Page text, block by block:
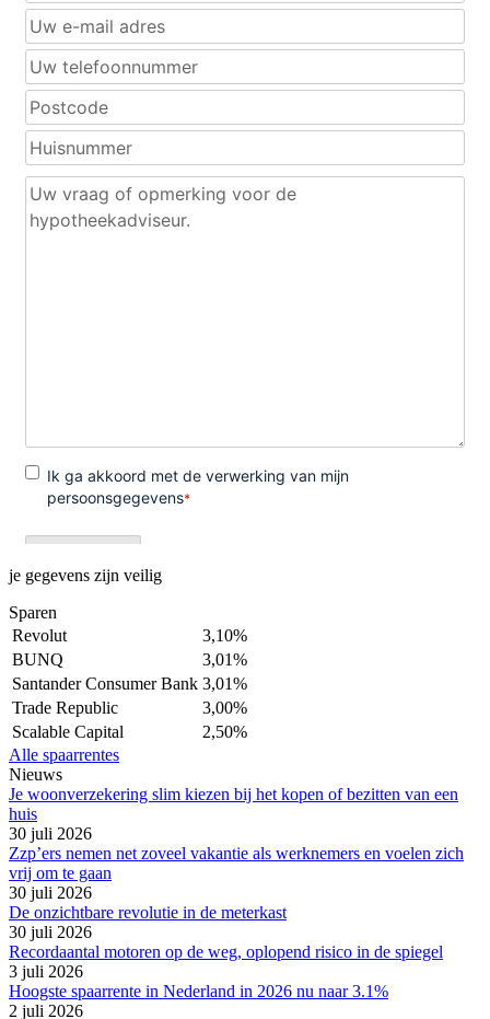
je gegevens zijn veilig
Sparen
Revolut
3,10%
BUNQ
3,01%
Santander Consumer Bank 3,01%
Trade Republic
3,00%
Scalable Capital
2,50%
Alle spaarrentes
Nieuws
Je woonverzekering slim kiezen bij het kopen of bezitten van een
huis
30 juli 2026
Zzp’ers nemen net zoveel vakantie als werknemers en voelen zich
vrij om te gaan
30 juli 2026
De onzichtbare revolutie in de meterkast
30 juli 2026
Recordaantal motoren op de weg, oplopend risico in de spiegel
3 juli 2026
Hoogste spaarrente in Nederland in 2026 nu naar 3.1%
2 juli 2026